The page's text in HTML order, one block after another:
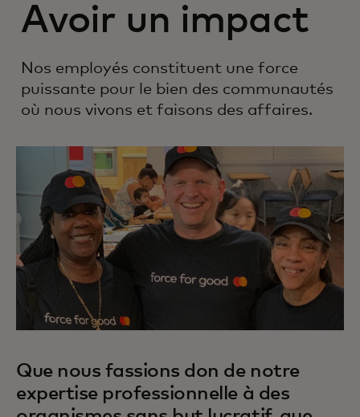
Avoir un impact
Nos employés constituent une force
puissante pour le bien des communautés
où nous vivons et faisons des affaires.
Que nous fassions don de notre
expertise professionnelle à des